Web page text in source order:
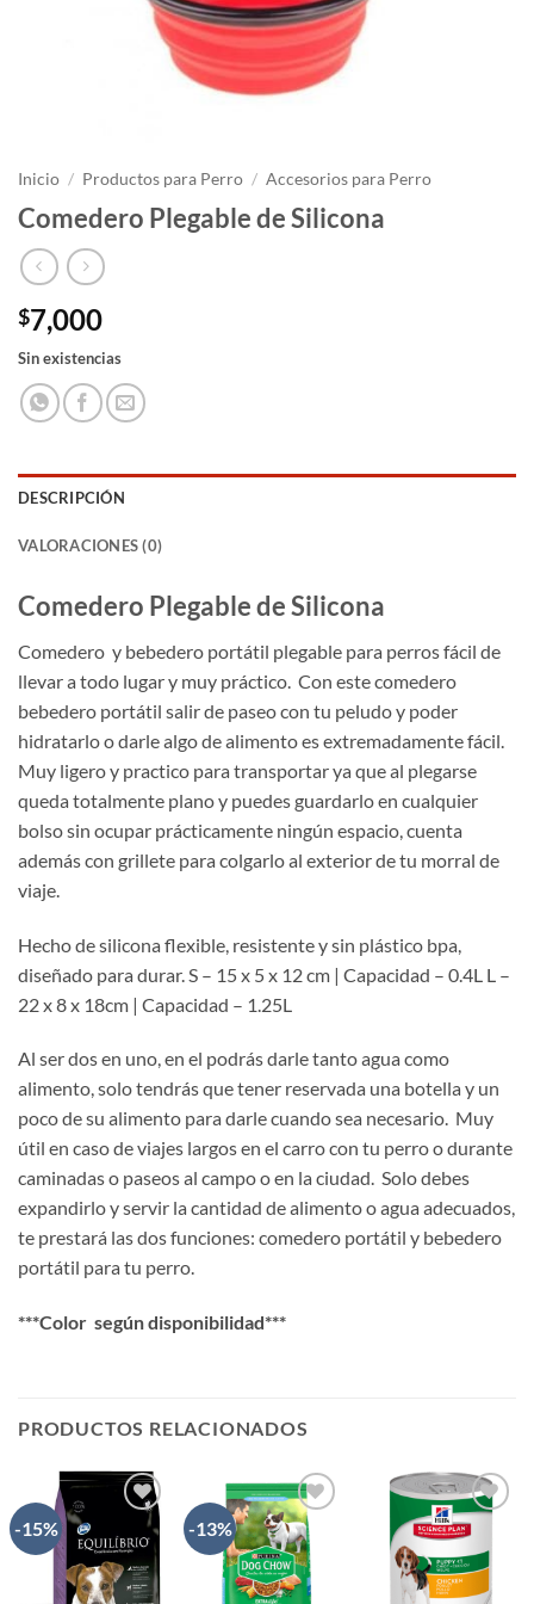
Inicio / Productos para Perro / Accesorios para Perro
Comedero Plegable de Silicona
$7,000
Sin existencias
DESCRIPCIÓN
VALORACIONES (0)
Comedero Plegable de Silicona
Comedero y bebedero portátil plegable para perros fácil de
llevar a todo lugar y muy práctico. Con este comedero
bebedero portátil salir de paseo con tu peludo y poder
hidratarlo o darle algo de alimento es extremadamente fácil.
Muy ligero y practico para transportar ya que al plegarse
queda totalmente plano y puedes guardarlo en cualquier
bolso sin ocupar prácticamente ningún espacio, cuenta
además con grillete para colgarlo al exterior de tu morral de
viaje.
Hecho de silicona flexible, resistente y sin plástico bpa,
diseñado para durar. S – 15 x 5 x 12 cm | Capacidad – 0.4L L –
22 x 8 x 18cm | Capacidad – 1.25L
Al ser dos en uno, en el podrás darle tanto agua como
alimento, solo tendrás que tener reservada una botella y un
poco de su alimento para darle cuando sea necesario. Muy
útil en caso de viajes largos en el carro con tu perro o durante
caminadas o paseos al campo o en la ciudad. Solo debes
expandirlo y servir la cantidad de alimento o agua adecuados,
te prestará las dos funciones: comedero portátil y bebedero
portátil para tu perro.
***Color según disponibilidad***
PRODUCTOS RELACIONADOS
-15%
AÑADIR
A LA
LISTA
DE
-13%
AÑADIR
A LA
LISTA
DE
AÑADIR
LISTA